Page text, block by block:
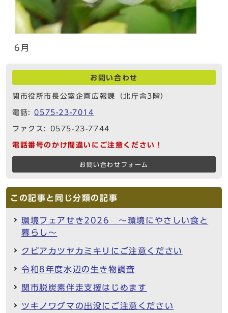
6月
お問い合わせ
関市役所市長公室企画広報課（北庁舎3階）
電話:0575-23-7014
ファクス: 0575-23-7744
電話番号のかけ間違いにご注意ください！
お問い合わせフォーム
この記事と同じ分類の記事
環境フェアせき2026 ～環境にやさしい食と
暮らし～
クビアカツヤカミキリにご注意ください
令和8年度水辺の生き物調査
関市脱炭素伴走支援はじめます
ツキノワグマの出没にご注意ください